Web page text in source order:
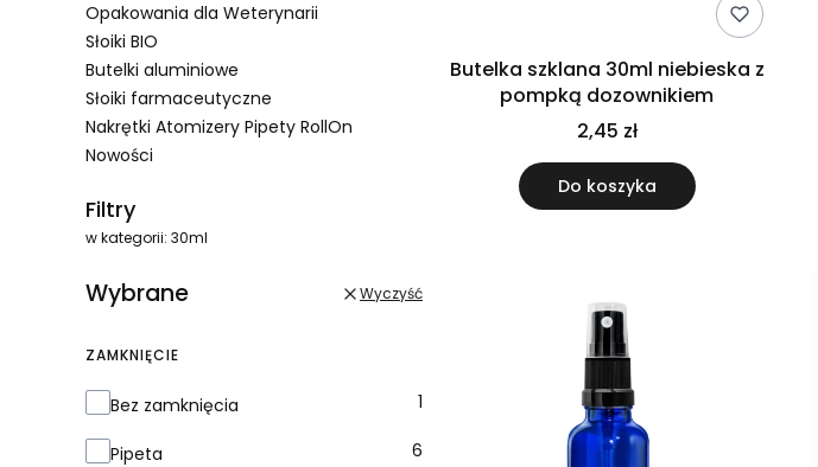
Opakowania dla Weterynarii
Słoiki BIO
Butelki aluminiowe
Słoiki farmaceutyczne
Nakrętki Atomizery Pipety RollOn
Nowości
Filtry
w kategorii: 30ml
Wybrane Wyczyść
ZAMKNIĘCIE
Zamknięcie
Bez zamknięcia 1
Pipeta 6
Butelka szklana 30ml niebieska z
pompką dozownikiem
2,45 zł
Do koszyka